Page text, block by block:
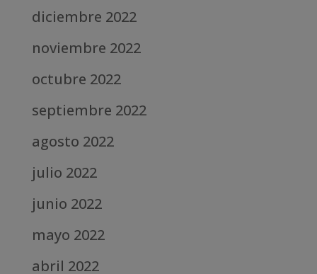
diciembre 2022
noviembre 2022
octubre 2022
septiembre 2022
agosto 2022
julio 2022
junio 2022
mayo 2022
abril 2022